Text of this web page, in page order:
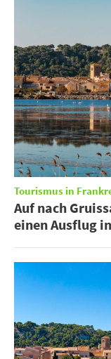
Tourismus in
Auf nach
einen Ausflug